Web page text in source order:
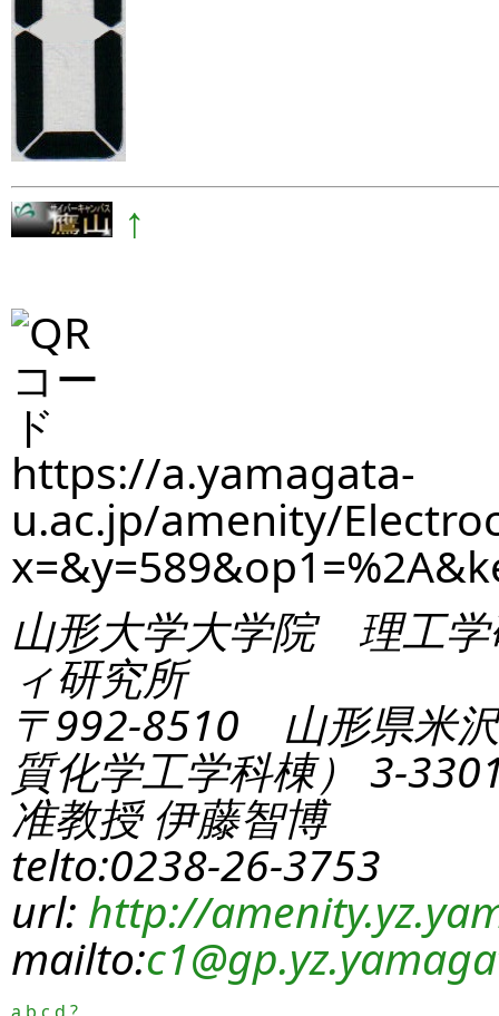
↑
https://a.yamagata-
u.ac.jp/amenity/
山形大学大学院 理工学
ィ研究所
〒992-8510 山形県米
質化学工学科棟） 3-
准教授 伊藤智博
telto:0238-26-3753
url: http://
mailto:c1